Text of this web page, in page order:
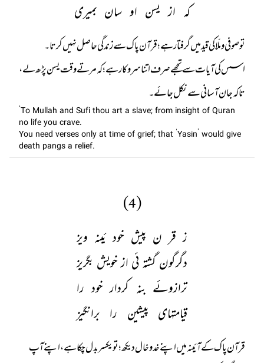
کہ از یسن او سان بمیری
اسس کی آیات سے تجھے صرف اتنا سروکار ہے؛ کہ مرتے وقت یسن پڑھ لے،
تاکہ جان آسانی سے نکل جائے۔
‘To Mullah and Sufi thou art a slave; from insight of Quran
no life you crave.
You need verses only at time of grief; that ‘Yasin’ would give
death pangs a relief.
(4)
ز قر ن پیش خود ئینہ ویز
دگرگون گشتہ ئی از خویش بگریز
ترازوئے بنہ کردار خود را
قیامتہای پیشین را برانگیز
قرآن پاک کے آئینہ میں اپنے خد و خال دیکھ؛ تو یکسر بدل چکا ہے ، اپنے آپ